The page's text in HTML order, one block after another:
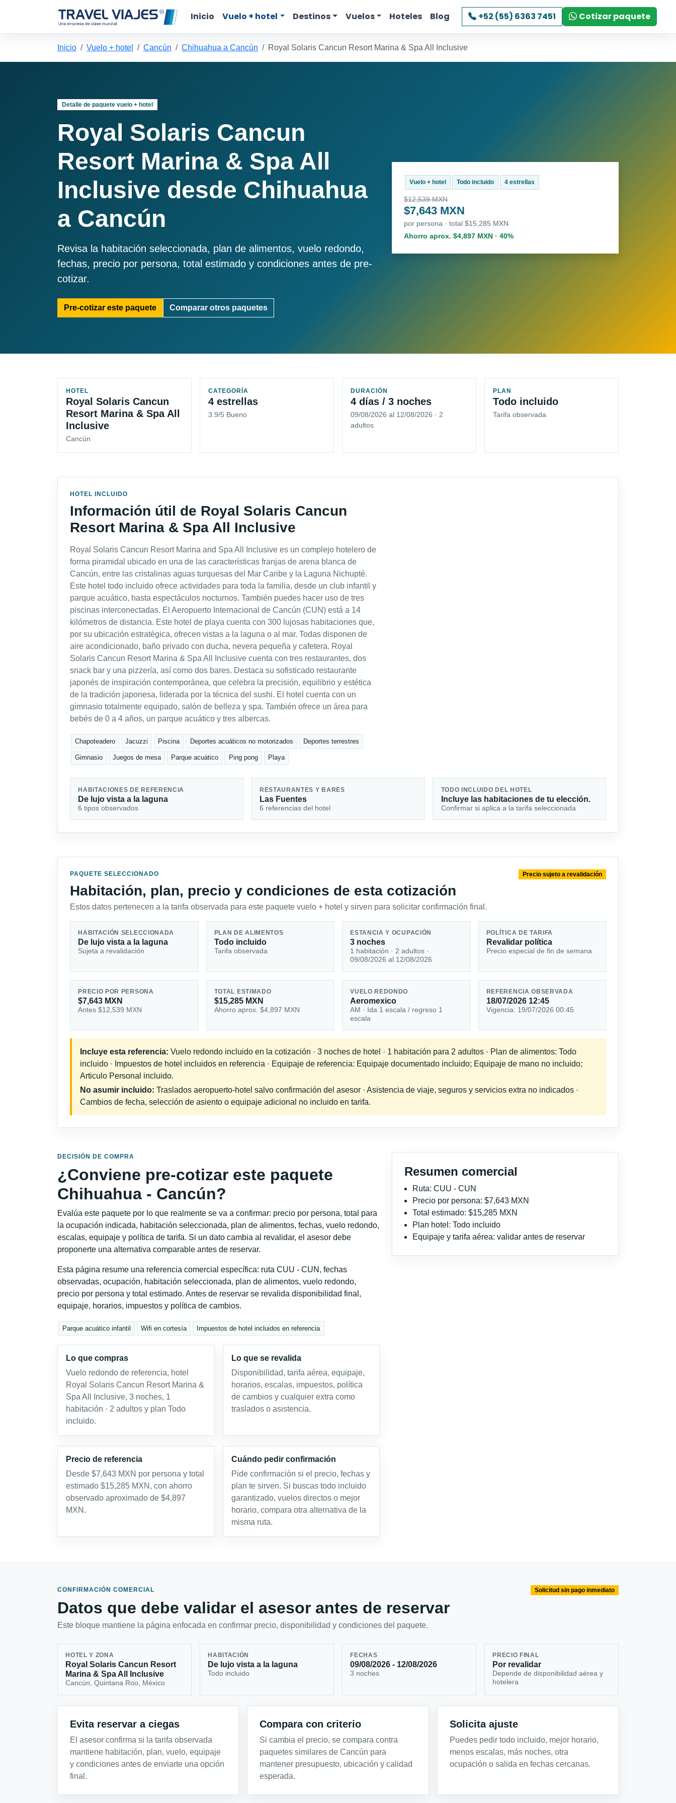
Inicio Vuelo + hotel Destinos Vuelos Hoteles Blog +52 (55) 6363 7451 Cotizar paquete
Inicio Vuelo + hotel Cancún Chihuahua a Cancún Royal Solaris Cancun Resort Marina & Spa All Inclusive
Detalle de paquete vuelo + hotel
Royal Solaris Cancun
Resort Marina & Spa All
Inclusive desde Chihuahua
a Cancún
Revisa la habitación seleccionada, plan de alimentos, vuelo redondo,
fechas, precio por persona, total estimado y condiciones antes de pre-
cotizar.
Pre-cotizar este paquete Comparar otros paquetes
Vuelo + hotel Todo incluido 4 estrellas
$12,539 MXN
$7,643 MXN
por persona · total $15,285 MXN
Ahorro aprox. $4,897 MXN · 40%
HOTEL
Royal Solaris Cancun
Resort Marina & Spa All
Inclusive
Cancún
CATEGORÍA
4 estrellas
3.9/5 Bueno
DURACIÓN
4 días / 3 noches
09/08/2026 al 12/08/2026 · 2
adultos
PLAN
Todo incluido
Tarifa observada
HOTEL INCLUIDO
Información útil de Royal Solaris Cancun
Resort Marina & Spa All Inclusive
Royal Solaris Cancun Resort Marina and Spa All Inclusive es un complejo hotelero de
forma piramidal ubicado en una de las características franjas de arena blanca de
Cancún, entre las cristalinas aguas turquesas del Mar Caribe y la Laguna Nichupté.
Este hotel todo incluido ofrece actividades para toda la familia, desde un club infantil y
parque acuático, hasta espectáculos nocturnos. También puedes hacer uso de tres
piscinas interconectadas. El Aeropuerto Internacional de Cancún (CUN) está a 14
kilómetros de distancia. Este hotel de playa cuenta con 300 lujosas habitaciones que,
por su ubicación estratégica, ofrecen vistas a la laguna o al mar. Todas disponen de
aire acondicionado, baño privado con ducha, nevera pequeña y cafetera. Royal
Solaris Cancun Resort Marina & Spa All Inclusive cuenta con tres restaurantes, dos
snack bar y una pizzería, así como dos bares. Destaca su sofisticado restaurante
japonés de inspiración contemporánea, que celebra la precisión, equilibrio y estética
de la tradición japonesa, liderada por la técnica del sushi. El hotel cuenta con un
gimnasio totalmente equipado, salón de belleza y spa. También ofrece un área para
bebés de 0 a 4 años, un parque acuático y tres albercas.
Chapoteadero Jacuzzi Piscina Deportes acuáticos no motorizados Deportes terrestres
Gimnasio Juegos de mesa Parque acuático Ping pong Playa
HABITACIONES DE REFERENCIA
De lujo vista a la laguna
6 tipos observados
RESTAURANTES Y BARES
Las Fuentes
6 referencias del hotel
TODO INCLUIDO DEL HOTEL
Incluye las habitaciones de tu elección.
Confirmar si aplica a la tarifa seleccionada
PAQUETE SELECCIONADO
Habitación, plan, precio y condiciones de esta cotización
Estos datos pertenecen a la tarifa observada para este paquete vuelo + hotel y sirven para solicitar confirmación final.
Precio sujeto a revalidación
HABITACIÓN SELECCIONADA
De lujo vista a la laguna
Sujeta a revalidación
PLAN DE ALIMENTOS
Todo incluido
Tarifa observada
ESTANCIA Y OCUPACIÓN
3 noches
1 habitación · 2 adultos ·
09/08/2026 al 12/08/2026
POLÍTICA DE TARIFA
Revalidar política
Precio especial de fin de semana
PRECIO POR PERSONA
$7,643 MXN
Antes $12,539 MXN
TOTAL ESTIMADO
$15,285 MXN
Ahorro aprox. $4,897 MXN
VUELO REDONDO
Aeromexico
AM · Ida 1 escala / regreso 1
escala
REFERENCIA OBSERVADA
18/07/2026 12:45
Vigencia: 19/07/2026 00:45
Incluye esta referencia: Vuelo redondo incluido en la cotización · 3 noches de hotel · 1 habitación para 2 adultos · Plan de alimentos: Todo
incluido · Impuestos de hotel incluidos en referencia · Equipaje de referencia: Equipaje documentado incluido; Equipaje de mano no incluido;
Articulo Personal incluido.
No asumir incluido: Traslados aeropuerto-hotel salvo confirmación del asesor · Asistencia de viaje, seguros y servicios extra no indicados ·
Cambios de fecha, selección de asiento o equipaje adicional no incluido en tarifa.
DECISIÓN DE COMPRA
¿Conviene pre-cotizar este paquete
Chihuahua - Cancún?
Evalúa este paquete por lo que realmente se va a confirmar: precio por persona, total para
la ocupación indicada, habitación seleccionada, plan de alimentos, fechas, vuelo redondo,
escalas, equipaje y política de tarifa. Si un dato cambia al revalidar, el asesor debe
proponerte una alternativa comparable antes de reservar.
Esta página resume una referencia comercial específica: ruta CUU - CUN, fechas
observadas, ocupación, habitación seleccionada, plan de alimentos, vuelo redondo,
precio por persona y total estimado. Antes de reservar se revalida disponibilidad final,
equipaje, horarios, impuestos y política de cambios.
Parque acuático infantil Wifi en cortesía Impuestos de hotel incluidos en referencia
Lo que compras
Vuelo redondo de referencia, hotel
Royal Solaris Cancun Resort Marina &
Spa All Inclusive, 3 noches, 1
habitación · 2 adultos y plan Todo
incluido.
Lo que se revalida
Disponibilidad, tarifa aérea, equipaje,
horarios, escalas, impuestos, política
de cambios y cualquier extra como
traslados o asistencia.
Precio de referencia
Desde $7,643 MXN por persona y total
estimado $15,285 MXN, con ahorro
observado aproximado de $4,897
MXN.
Cuándo pedir confirmación
Pide confirmación si el precio, fechas y
plan te sirven. Si buscas todo incluido
garantizado, vuelos directos o mejor
horario, compara otra alternativa de la
misma ruta.
Resumen comercial
Ruta: CUU - CUN
Precio por persona: $7,643 MXN
Total estimado: $15,285 MXN
Plan hotel: Todo incluido
Equipaje y tarifa aérea: validar antes de reservar
CONFIRMACIÓN COMERCIAL
Datos que debe validar el asesor antes de reservar
Este bloque mantiene la página enfocada en confirmar precio, disponibilidad y condiciones del paquete.
Solicitud sin pago inmediato
HOTEL Y ZONA
Royal Solaris Cancun Resort
Marina & Spa All Inclusive
Cancún, Quintana Roo, México
HABITACIÓN
De lujo vista a la laguna
Todo incluido
FECHAS
09/08/2026 - 12/08/2026
3 noches
PRECIO FINAL
Por revalidar
Depende de disponibilidad aérea y
hotelera
Evita reservar a ciegas
El asesor confirma si la tarifa observada
mantiene habitación, plan, vuelo, equipaje
y condiciones antes de enviarte una opción
final.
Compara con criterio
Si cambia el precio, se compara contra
paquetes similares de Cancún para
mantener presupuesto, ubicación y calidad
esperada.
Solicita ajuste
Puedes pedir todo incluido, mejor horario,
menos escalas, más noches, otra
ocupación o salida en fechas cercanas.